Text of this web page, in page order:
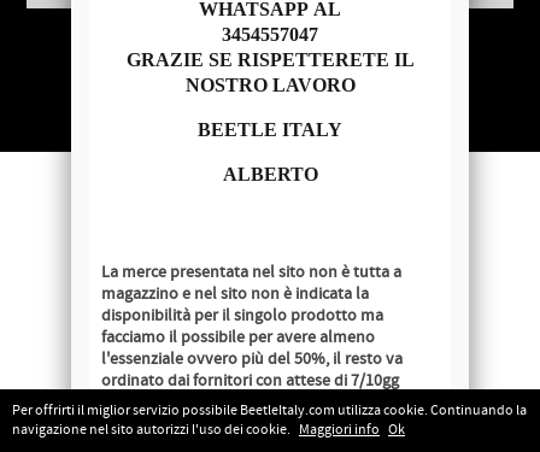
Per offrirti il miglior servizio possibile BeetleItaly.com utilizza cookie. Continuando la
navigazione nel sito autorizzi l'uso dei cookie. Maggiori info Ok
Copyright © 2014 - BEETLE ITALY
P.IVA 04209620279
WHATSAPP AL
3454557047
GRAZIE SE RISPETTERETE IL
NOSTRO LAVORO
BEETLE ITALY
ALBERTO
La merce presentata nel sito non è tutta a
magazzino e nel sito non è indicata la
disponibilità per il singolo prodotto ma
facciamo il possibile per avere almeno
l'essenziale ovvero più del 50%, il resto va
ordinato dai fornitori con attese di 7/10gg
lavorativi salvo disponibilità al momento
dell'ordine.